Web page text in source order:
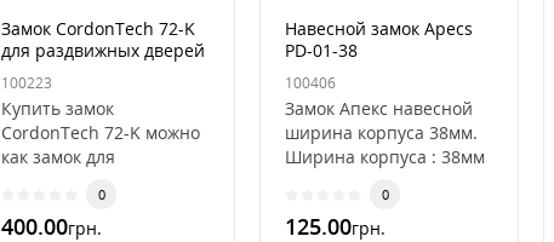
Замок CordonTech 72-K
для раздвижных дверей
100223
Купить замок
CordonTech 72-K можно
как замок для
дополнительный замок
0
400.00грн.
Навесной замок Apecs
PD-01-38
100406
Замок Апекс навесной
ширина корпуса 38мм.
Ширина корпуса : 38мм
Комплектуется тремя
ключами. Ключ..
0
125.00грн.